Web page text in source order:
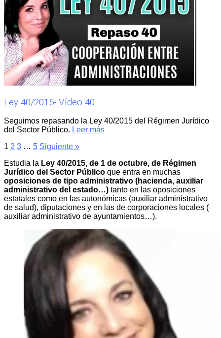
Ley 40/2015- Vídeo 40
Seguimos repasando la Ley 40/2015 del Régimen Jurídico
del Sector Público. Leer más
1 2 3 … 5 Siguiente »
Estudia la Ley 40/2015, de 1 de octubre, de Régimen
Jurídico del Sector Público que entra en muchas
oposiciones de tipo administrativo (hacienda, auxiliar
administrativo del estado…) tanto en las oposiciones
estatales como en las autonómicas (auxiliar administrativo
de salud), diputaciones y en las de corporaciones locales (
auxiliar administrativo de ayuntamientos…).